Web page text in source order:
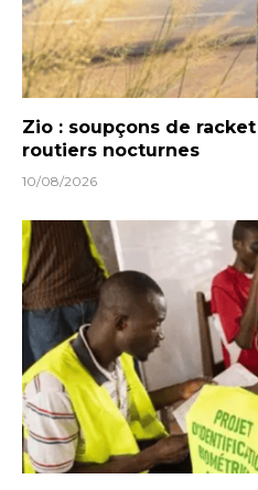
Zio : soupçons de
routiers nocturnes
10/08/2026